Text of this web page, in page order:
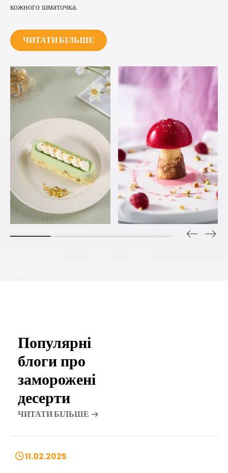
кожного шматочка.
ЧИТАТИ БІЛЬШЕ
Популярні
блоги про
заморожені
десерти
ЧИТАТИ БІЛЬШЕ
11.02.2025